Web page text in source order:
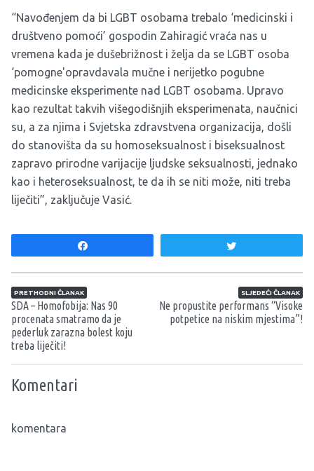
“Navođenjem da bi LGBT osobama trebalo ‘medicinski i
društveno pomoći’ gospodin Zahiragić vraća nas u
vremena kada je dušebrižnost i želja da se LGBT osoba
‘pomogne'opravdavala mučne i nerijetko pogubne
medicinske eksperimente nad LGBT osobama. Upravo
kao rezultat takvih višegodišnjih eksperimenata, naučnici
su, a za njima i Svjetska zdravstvena organizacija, došli
do stanovišta da su homoseksualnost i biseksualnost
zapravo prirodne varijacije ljudske seksualnosti, jednako
kao i heteroseksualnost, te da ih se niti može, niti treba
liječiti”, zaključuje Vasić.
Navigacija članaka
PRETHODNI ČLANAK
SDA – Homofobija: Nas 90
procenata smatramo da je
pederluk zarazna bolest koju
treba liječiti!
SLJEDEĆI ČLANAK
Ne propustite performans “Visoke
potpetice na niskim mjestima”!
Komentari
komentara